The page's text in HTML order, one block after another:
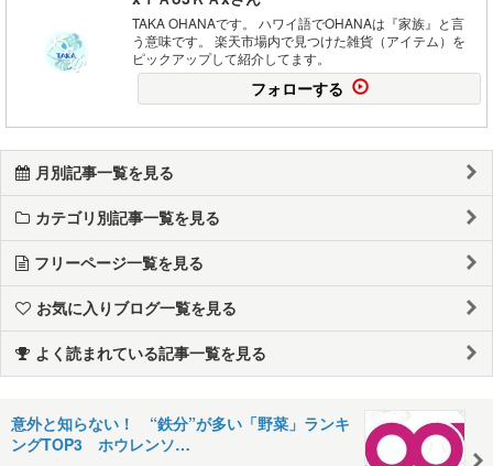
TAKA OHANAです。 ハワイ語でOHANAは『家族』と言
う意味です。 楽天市場内で見つけた雑貨（アイテム）を
ピックアップして紹介してます。
フォローする
月別記事一覧を見る
カテゴリ別記事一覧を見る
フリーページ一覧を見る
お気に入りブログ一覧を見る
よく読まれている記事一覧を見る
意外と知らない！ “鉄分”が多い「野菜」ランキ
ングTOP3 ホウレンソ…